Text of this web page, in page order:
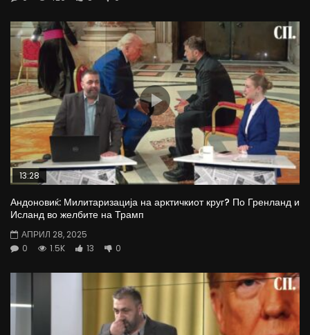
13:28
Андоновиќ: Милитаризација на арктичкиот круг? По Гренланд и
Исланд во желбите на Трамп
АПРИЛ 28, 2025
0
1.5K 13 0